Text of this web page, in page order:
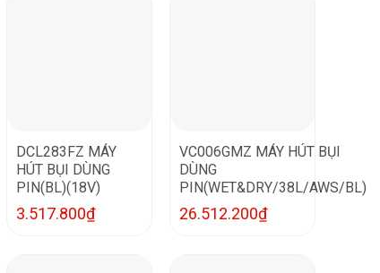
DCL283FZ MÁY
HÚT BỤI DÙNG
PIN(BL)(18V)
3.517.800₫
VC006GMZ MÁY HÚT BỤI
DÙNG
PIN(WET&DRY/38L/AWS/BL)
26.512.200₫